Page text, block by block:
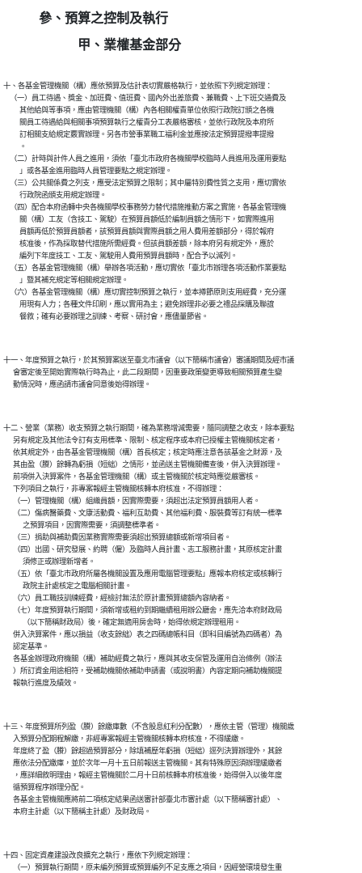
參、預算之控制及執行
甲、業權基金部分
十、各基金管理機關（構）應依預算及估計表切實嚴格執行，並依照下列規定辦理：
    （一）員工待遇、獎金、加班費、值班費、國內外出差旅費、兼職費、上下班交通費及
          其他給與等事項，應由管理機關（構）內各相關權責單位依照行政院訂頒之各機
          關員工待遇給與相關事項預算執行之權責分工表嚴格審核，並依行政院及本府所
          訂相關支給規定覈實辦理。另各市營事業職工福利金並應按法定預算提撥率提撥
          。
    （二）計時與計件人員之進用，須依「臺北市政府各機關學校臨時人員進用及運用要點
          」或各基金進用臨時人員管理要點之規定辦理。
    （三）公共關係費之列支，應受法定預算之限制；其中屬特別費性質之支用，應切實依
          行政院函頒支用規定辦理。
    （四）配合本府函轉中央各機關學校事務勞力替代措施推動方案之實施，各基金管理機
          關（構）工友（含技工、駕駛）在預算員額低於編制員額之情形下，如實際進用
          員額再低於預算員額者，該預算員額與實際員額之用人費用差額部分，得於報府
          核准後，作為採取替代措施所需經費。但該員額差額，除本府另有規定外，應於
          編列下年度技工、工友、駕駛用人費用預算員額時，配合予以減列。
    （五）各基金管理機關（構）舉辦各項活動，應切實依「臺北市辦理各項活動作業要點
          」暨其補充規定等相關規定辦理。
    （六）各基金管理機關（構）應切實控制預算之執行，並本撙節原則支用經費，充分運
          用現有人力；各種文件印刷，應以實用為主；避免辦理非必要之禮品採購及聯誼
十一、年度預算之執行，於其預算案送至臺北市議會（以下簡稱市議會）審議期間及經市議
      會審定後至開始實際執行時為止，此二段期間，因重要政策變更導致相關預算產生變
十二、營業（業務）收支預算之執行期間，確為業務增減需要，隨同調整之收支，除本要點
      另有規定及其他法令訂有支用標準、限制、核定程序或本府已授權主管機關核定者，
      依其規定外，由各基金管理機關（構）首長核定；核定時應注意各該基金之財源，及
      其由盈（賸）餘轉為虧損（短絀）之情形，並函送主管機關備查後，併入決算辦理。
      前項併入決算案件，各基金管理機關（構）或主管機關於核定時應從嚴審核。
      下列項目之執行，非專案報經主管機關核轉本府核准，不得辦理：
      （一）管理機關（構）組織員額，因實際需要，須超出法定預算員額用人者。
      （二）傷病醫藥費、文康活動費、福利互助費、其他福利費、服裝費等訂有統一標準
            之預算項目，因實際需要，須調整標準者。
      （三）捐助與補助費因業務實際需要須超出預算總額或新增項目者。
      （四）出國、研究發展、約聘（僱）及臨時人員計畫、志工服務計畫，其原核定計畫
            須修正或辦理新增者。
      （五）依「臺北市政府所屬各機關設置及應用電腦管理要點」應報本府核定或核轉行
            政院主計處核定之電腦相關計畫。
      （六）員工職技訓練經費，經檢討無法於原計畫預算總額內容納者。
      （七）年度預算執行期間，須新增或租約到期繼續租用辦公廳舍，應先洽本府財政局
            （以下簡稱財政局）後，確定無適用房舍時，始得依規定辦理租用。
      併入決算案件，應以損益（收支餘絀）表之四碼總帳科目（即科目編號為四碼者）為
      認定基準。
      各基金辦理政府機關（構）補助經費之執行，應與其收支保管及運用自治條例（辦法
      ）所訂資金用途相符，受補助機關依補助申請書（或說明書）內容定期向補助機關提
十三、年度預算所列盈（賸）餘繳庫數（不含股息紅利分配數），應依主管（管理）機關歲
      入預算分配期程解繳，非經專案報經主管機關核轉本府核准，不得緩繳。
      年度終了盈（賸）餘超過預算部分，除填補歷年虧損（短絀）逕列決算辦理外，其餘
      應依法分配繳庫，並於次年一月十五日前報送主管機關。其有特殊原因須辦理緩繳者
      ，應詳細敘明理由，報經主管機關於二月十日前核轉本府核准後，始得併入以後年度
      循預算程序辦理分配。
      各基金主管機關應將前二項核定結果函送審計部臺北市審計處（以下簡稱審計處）、
十四、固定資產建設改良擴充之執行，應依下列規定辦理：
      （一）預算執行期間，原未編列預算或預算編列不足支應之項目，因經營環境發生重